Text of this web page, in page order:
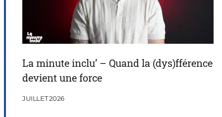
La minute inclu’ – Quand la (dys)fférence
devient une force
JUILLET 2026